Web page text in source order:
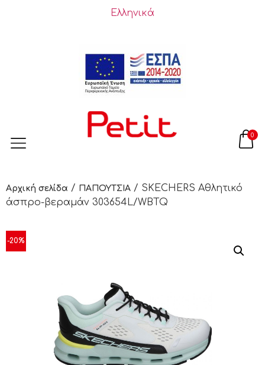
Ελληνικά
0
Αρχική σελίδα / ΠΑΠΟΥΤΣΙΑ / SKECHERS Αθλητικό
άσπρο-βεραμάν 303654L/WBTQ
-20%